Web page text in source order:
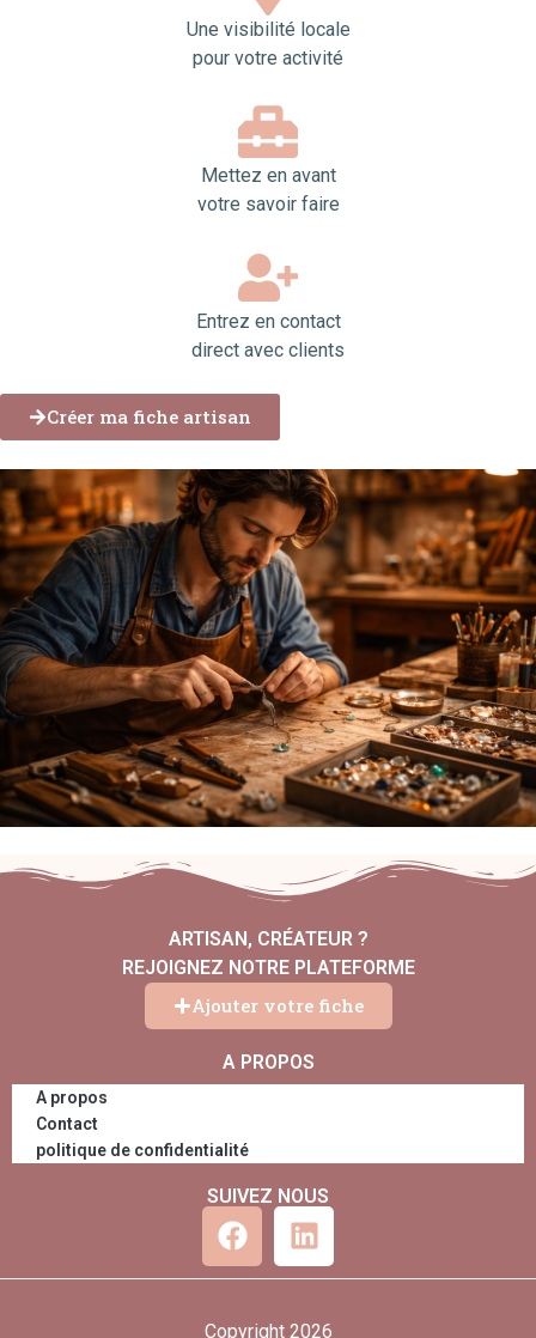
Une visibilité locale
pour votre activité
Mettez en avant
votre savoir faire
Entrez en contact
direct avec clients
Créer ma fiche artisan
ARTISAN, CRÉATEUR ?
REJOIGNEZ NOTRE PLATEFORME
Ajouter votre fiche
A PROPOS
A propos
Contact
politique de confidentialité
SUIVEZ NOUS
Copyright 2026